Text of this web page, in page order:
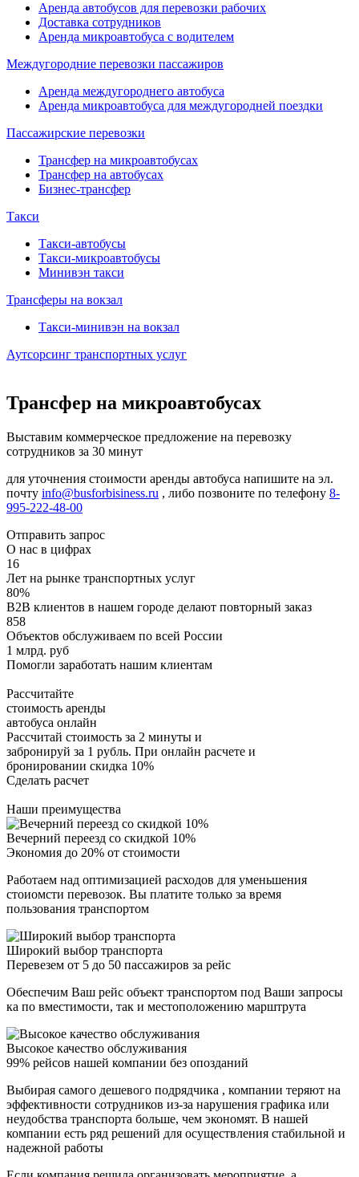
Аренда автобусов для перевозки рабочих
Доставка сотрудников
Аренда микроавтобуса с водителем
Междугородние перевозки пассажиров
Аренда междугороднего автобуса
Аренда микроавтобуса для междугородней поездки
Пассажирские перевозки
Трансфер на микроавтобусах
Трансфер на автобусах
Бизнес-трансфер
Такси
Такси-автобусы
Такси-микроавтобусы
Минивэн такси
Трансферы на вокзал
Такси-минивэн на вокзал
Аутсорсинг транспортных услуг
Трансфер на микроавтобусах
Выставим коммерческое предложение на перевозку
сотрудников за 30 минут
для уточнения стоимости аренды автобуса напишите на эл.
почту info@busforbisiness.ru , либо позвоните по телефону 8-
995-222-48-00
Отправить запрос
О нас в цифрах
16
Лет на рынке транспортных услуг
80%
B2B клиентов в нашем городе делают повторный заказ
858
Объектов обслуживаем по всей России
1 млрд. руб
Помогли заработать нашим клиентам
Рассчитайте
стоимость аренды
автобуса онлайн
Рассчитай стоимость за 2 минуты и
забронируй за 1 рубль. При онлайн расчете и
бронировании скидка 10%
Сделать расчет
Наши преимущества
Вечерний переезд со скидкой 10%
Экономия до 20% от стоимости
Работаем над оптимизацией расходов для уменьшения
стоиомсти перевозок. Вы платите только за время
пользования транспортом
Широкий выбор транспорта
Перевезем от 5 до 50 пассажиров за рейс
Обеспечим Ваш рейс объект транспортом под Ваши запросы
ка по вместимости, так и местоположению марштрута
Высокое качество обслуживания
99% рейсов нашей компании без опозданий
Выбирая самого дешевого подрядчика , компании теряют на
эффективности сотрудников из-за нарушения графика или
неудобства транспорта больше, чем экономят. В нашей
компании есть ряд решений для осуществления стабильной и
надежной работы